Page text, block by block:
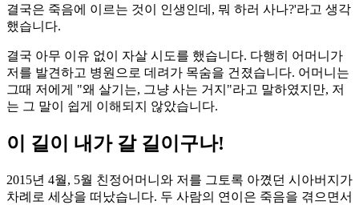
결국은 죽음에 이르는 것이 인생인데, 뭐 하러 사나?'라고 생각
했습니다.
결국 아무 이유 없이 자살 시도를 했습니다. 다행히 어머니가
저를 발견하고 병원으로 데려가 목숨을 건졌습니다. 어머니는
그때 저에게 "왜 살기는, 그냥 사는 거지"라고 말하였지만, 저
는 그 말이 쉽게 이해되지 않았습니다.
이 길이 내가 갈 길이구나!
2015년 4월, 5월 친정어머니와 저를 그토록 아꼈던 시아버지가
차례로 세상을 떠났습니다. 두 사람의 연이은 죽음을 겪으면서